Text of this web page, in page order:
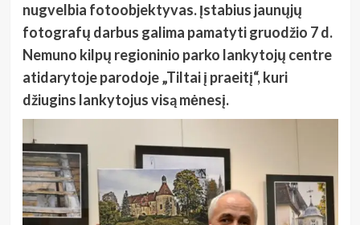
nugvelbia fotoobjektyvas. Įstabius jaunųjų
fotografų darbus galima pamatyti gruodžio 7 d.
Nemuno kilpų regioninio parko lankytojų centre
atidarytoje parodoje „Tiltai į praeitį“, kuri
džiugins lankytojus visą mėnesį.